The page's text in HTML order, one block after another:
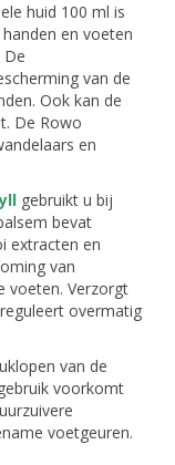
huid 100 ml is
en voeten
De
van de
Ook kan de
De Rowo
en
gebruikt u bij
bevat
extracten en
van
voeten. Verzorgt
overmatig
van de
voorkomt
voetgeuren.